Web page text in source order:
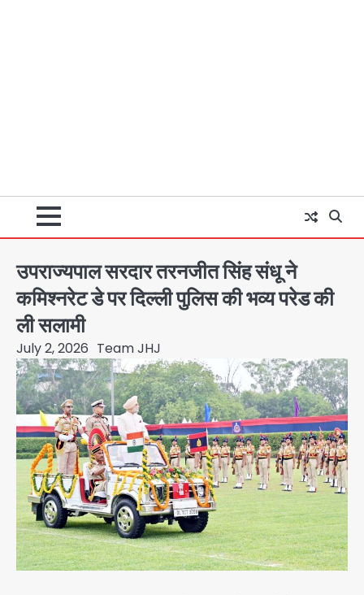
उपराज्यपाल सरदार तरनजीत सिंह संधू ने
कमिश्नरेट डे पर दिल्ली पुलिस की भव्य परेड की
ली सलामी
July 2, 2026 Team JHJ